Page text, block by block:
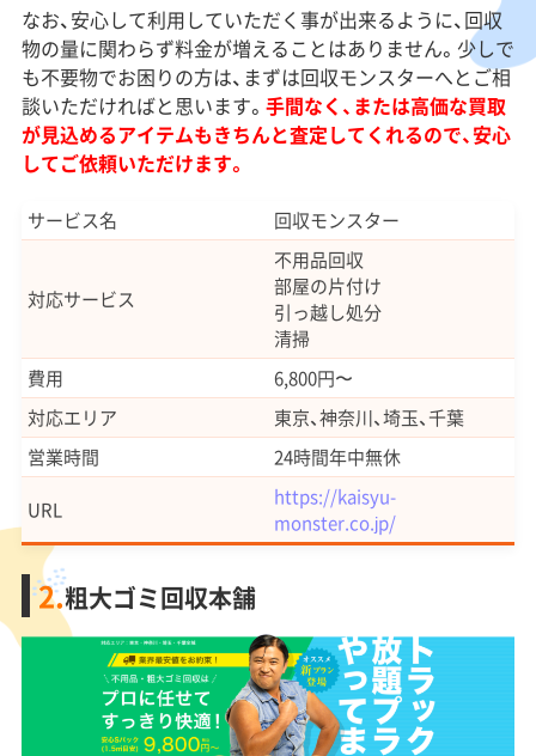
なお、安心して利用していただく事が出来るように、回収
物の量に関わらず料金が増えることはありません。少しで
も不要物でお困りの方は、まずは回収モンスターへとご相
談いただければと思います。 手間なく、または高価な買取
が見込めるアイテムもきちんと査定してくれるので、安心
してご依頼いただけます。
サービス名 回収モンスター
対応サービス
不用品回収
部屋の片付け
引っ越し処分
清掃
費用
6,800円〜
対応エリア
東京、神奈川、埼玉、千葉
営業時間
24時間年中無休
URL
https://kaisyu-
monster.co.jp/
2.粗大ゴミ回収本舗